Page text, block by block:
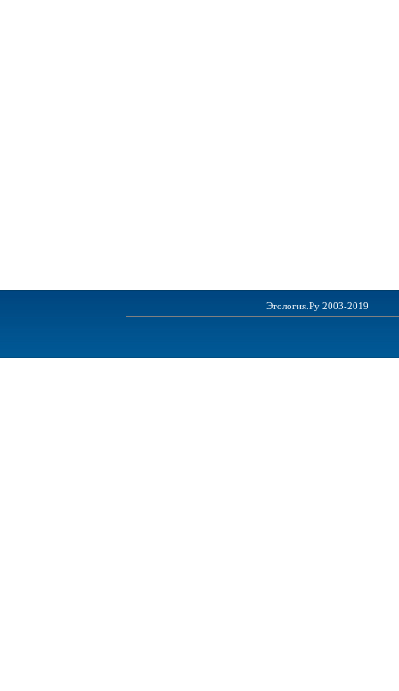
Этология.Ру 2003-2019